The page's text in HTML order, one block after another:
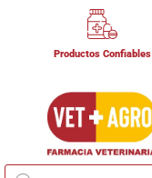
Productos Confiables